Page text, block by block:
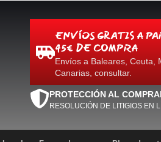
ENVÍOS GRATIS A
45€ DE COMPRA
Envíos a Baleares, Ceuta,
Canarias, consultar.
PROTECCIÓN AL
RESOLUCIÓN DE LITIGIOS EN